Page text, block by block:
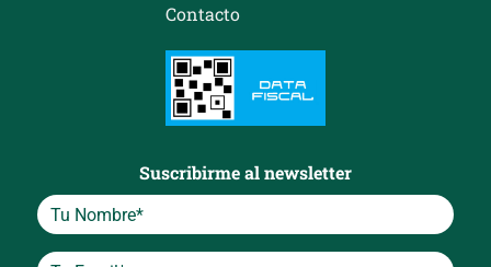
Contacto
Suscribirme al newsletter